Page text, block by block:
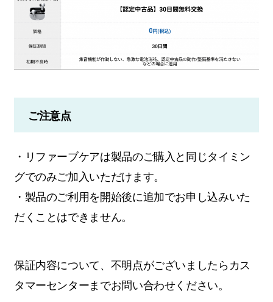
ご注意点
・リファーブケアは製品のご購入と同じタイミン
グでのみご加入いただけます。
・製品のご利用を開始後に追加でお申し込みいた
だくことはできません。
保証内容について、不明点がございましたらカス
タマーセンターまでお問い合わせください。